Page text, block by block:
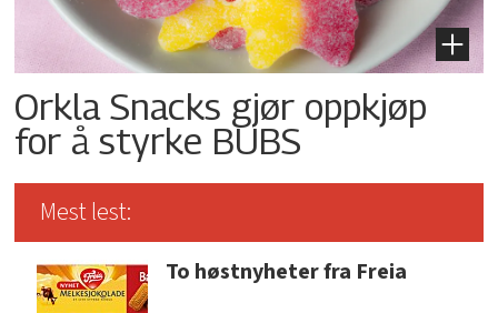
Orkla Snacks gjør oppkjøp
for å styrke BUBS
Mest lest:
To høstnyheter fra Freia